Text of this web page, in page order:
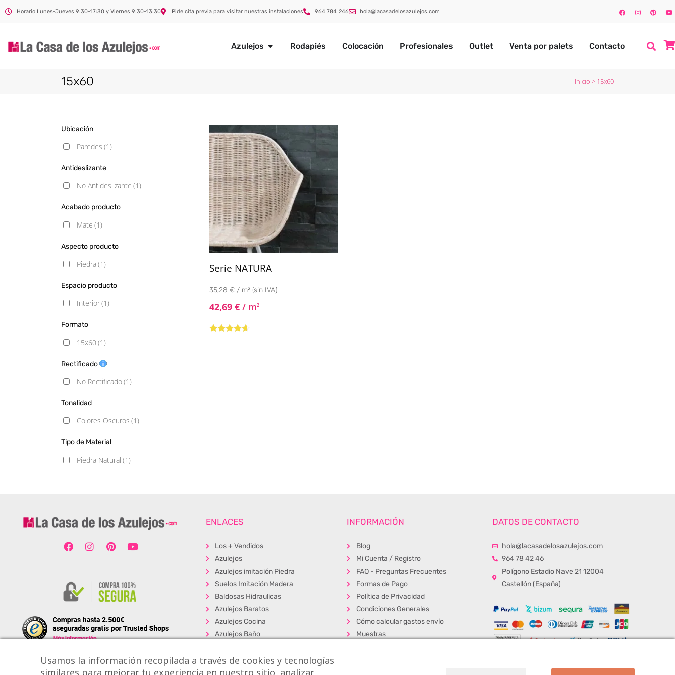
Horario Lunes-Jueves 9:30-17:30 y Viernes 9:30-13:30 Pide cita previa para visitar nuestras instalaciones 964 784 246 hola@lacasadelosazulejos.com
Azulejos Rodapiés Colocación Profesionales Outlet Venta por palets Contacto
15x60 Inicio > 15x60
Ubicación
Paredes (1)
Antideslizante
No Antideslizante (1)
Acabado producto
Mate (1)
Aspecto producto
Piedra(1)
Espacio producto
Interior(1)
Formato
15x60 (1)
Rectificado
No Rectificado(1)
Tonalidad
Colores Oscuros (1)
Tipo de Material
Piedra Natural (1)
Serie NATURA
35,28 € / m² (sin IVA)
42,69 € / m2
ENLACES
Los + Vendidos
Azulejos
Azulejos imitación Piedra
Suelos Imitación Madera
Baldosas Hidraulicas
Azulejos Baratos
Azulejos Cocina
Azulejos Baño
Suelos Porcelánicos
Suelos Vinílicos
INFORMACIÓN
Blog
Mi Cuenta / Registro
FAQ - Preguntas Frecuentes
Formas de Pago
Política de Privacidad
Condiciones Generales
Cómo calcular gastos envío
Muestras
DATOS DE CONTACTO
hola@lacasadelosazulejos.com
964 78 42 46
Polígono Estadio Nave 21 12004
Castellón (España)
Usamos la información recopilada a través de cookies y tecnologías
similares para mejorar tu experiencia en nuestro sitio, analizar